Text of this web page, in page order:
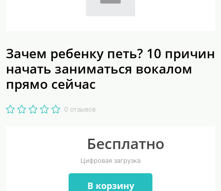
Зачем ребенку петь? 10 причин
начать заниматься вокалом
прямо сейчас
0 отзывов
Бесплатно
Цифровая загрузка
В корзину